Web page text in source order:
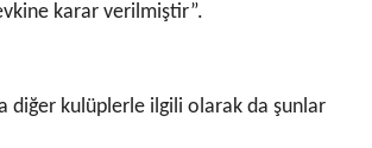
karar verilmiştir”.
diğer kulüplerle ilgili olarak da şunlar